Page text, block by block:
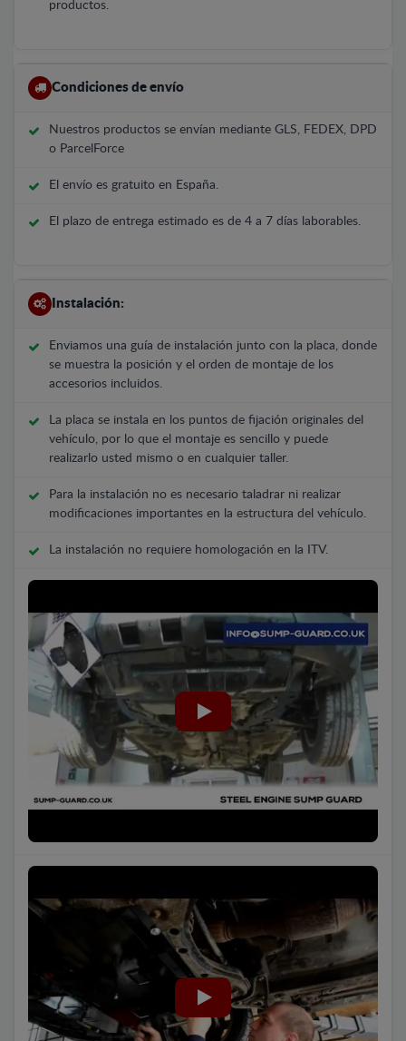
productos.
Condiciones de envío
Nuestros productos se envían mediante GLS, FEDEX, DPD
o ParcelForce
El envío es gratuito en España.
El plazo de entrega estimado es de 4 a 7 días laborables.
Instalación:
Enviamos una guía de instalación junto con la placa, donde
se muestra la posición y el orden de montaje de los
accesorios incluidos.
La placa se instala en los puntos de fijación originales del
vehículo, por lo que el montaje es sencillo y puede
realizarlo usted mismo o en cualquier taller.
Para la instalación no es necesario taladrar ni realizar
modificaciones importantes en la estructura del vehículo.
La instalación no requiere homologación en la ITV.